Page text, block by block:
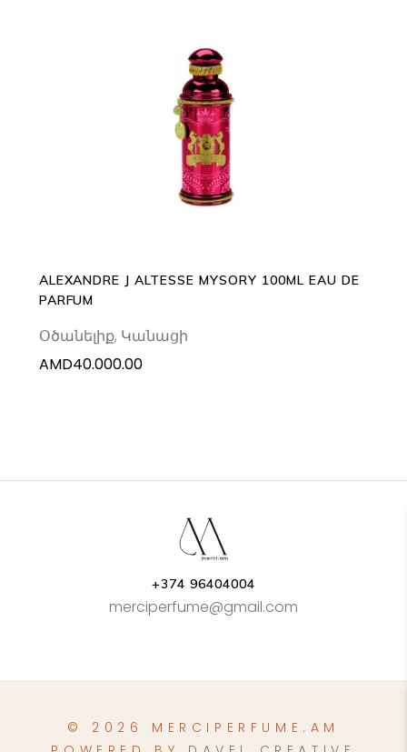
ADD TO CART
ALEXANDRE J ALTESSE MYSORY 100ML EAU DE
PARFUM
Օծանելիք, Կանացի
AMD40.000.00
+374 96404004
merciperfume@gmail.com
© 2026 MERCIPERFUME.AM